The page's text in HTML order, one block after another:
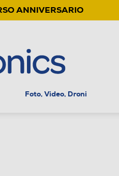
ANNIVERSARIO
Foto, Video, Droni